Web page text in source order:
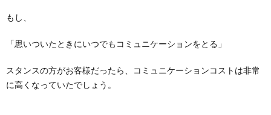
もし、
「思いついたときにいつでもコミュニケーションをとる」
スタンスの方がお客様だったら、コミュニケーションコストは非常
に高くなっていたでしょう。